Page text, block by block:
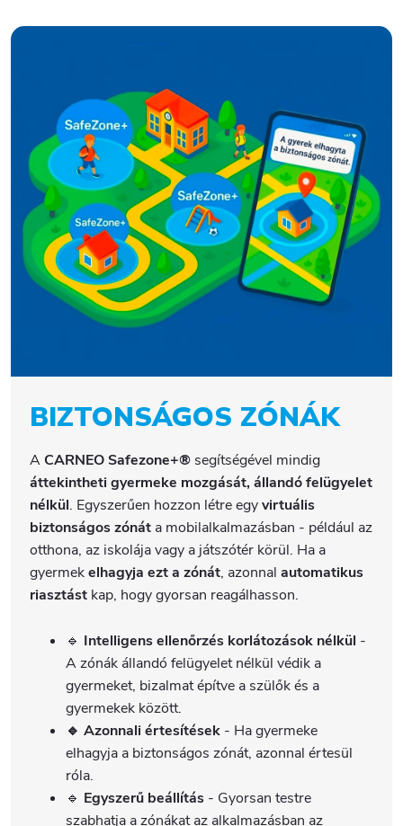
BIZTONSÁGOS ZÓNÁK
ACARNEO Safezone+® segítségével mindig
áttekintheti gyermeke mozgását, állandó felügyelet
nélkül. Egyszerűen hozzon létre egyvirtuális
biztonságos zónát a mobilalkalmazásban - például az
otthona, az iskolája vagy a játszótér körül. Ha a
gyermekelhagyja ezt a zónát, azonnalautomatikus
riasztást kap, hogy gyorsan reagálhasson.
🔹 Intelligens ellenőrzés korlátozások nélkül -
A zónák állandó felügyelet nélkül védik a
gyermeket, bizalmat építve a szülők és a
gyermekek között.
🔹 Azonnali értesítések - Ha gyermeke
elhagyja a biztonságos zónát, azonnal értesül
róla.
🔹 Egyszerű beállítás - Gyorsan testre
szabhatja a zónákat az alkalmazásban az